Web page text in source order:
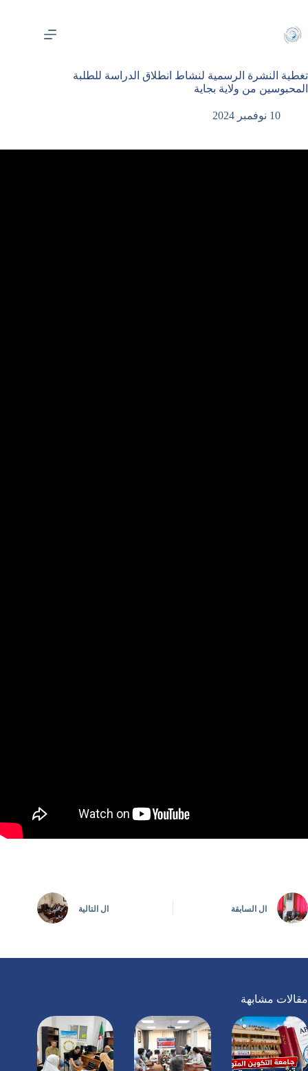
المحتوى
تغطية النشرة الرسمية لنشاط انطلاق الدراسة للطلبة
المحبوسين من ولاية بجاية
10 نوفمبر 2024
ال السابقة ال التالية
مقالات مشابهة